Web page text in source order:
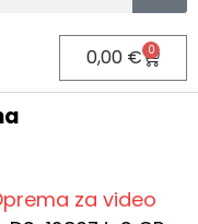
0,00 € 0
za video